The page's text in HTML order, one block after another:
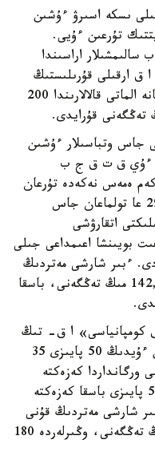
ىسكە اسىرۋ ءۇشىن
تۇرعىن ءۇيى.
اراسىندا
ق ارقىلى قۇرىلىستىڭ
ءبىر شارشى مەترىنىڭ قۇنى استانا جانە الماتى قالالارىندا 200
وتباسىلار ءۇشىن
ءۇي ق ت ق ج ب
ەمەس نەكەدە تۇرعان
جانە جۇبايلاردىڭ ەكەۋىنىڭ جاسى 29 عا تولماعان جاس
اتقارۋشى
بويىنشا اعىمداعى جىلى
بەرىلەدى. ءبىر شارشى مەتردىڭ
قۇنى استانا جانە الماتى قالالارىندا 142,5 مىڭ تەڭگەنى، باسقا
كومپانياسى» ا ق- تىڭ
جالعا بەرىلەتىن تۇرعىن ءۇيى. تۇرعىن ءۇيدىڭ 50 پايىزى 35
ورگانداردا كەزەكتە
تۇرعاندار ءۇشىن سالىنادى، قالعان 50 پايىزى باسقا كەزەكتە
شارشى مەتردىڭ قۇنى
استانا جانە الماتى قالالارىندا 200 مىڭ تەڭگەنى، وڭىرلەردە 180